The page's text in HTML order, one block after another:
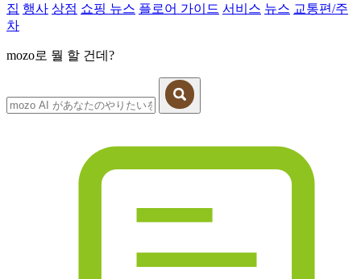
집 행사 상점 쇼핑 뉴스 플로어 가이드 서비스 뉴스 교통편/주
차
mozo로 뭘 할 건데?